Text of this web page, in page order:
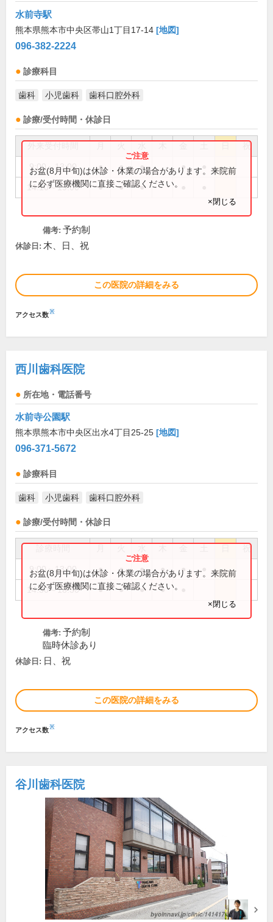
水前寺駅
熊本県熊本市中央区帯山1丁目17-14 [地図]
096-382-2224
診療科目
歯科 小児歯科 歯科口腔外科
診療/受付時間・休診日
祝
9:00～13:00 ● ● ● ●
14:10～19:00 ● ● ●
お盆(8月中旬)は休診・休業の場合があります。来院前
に必ず医療機関に直接ご確認ください。
×閉じる
備考: 予約制
休診日: 木、日、祝
この医院の詳細をみる
アクセス数※
西川歯科医院
所在地・電話番号
水前寺公園駅
熊本県熊本市中央区出水4丁目25-25 [地図]
096-371-5672
診療科目
歯科 小児歯科 歯科口腔外科
診療/受付時間・休診日
祝
9:00～13:00 ● ● ● ● ●
14:30～18:30 ● ● ● ●
お盆(8月中旬)は休診・休業の場合があります。来院前
に必ず医療機関に直接ご確認ください。
×閉じる
備考: 予約制
臨時休診あり
休診日: 日、祝
この医院の詳細をみる
アクセス数※
谷川歯科医院